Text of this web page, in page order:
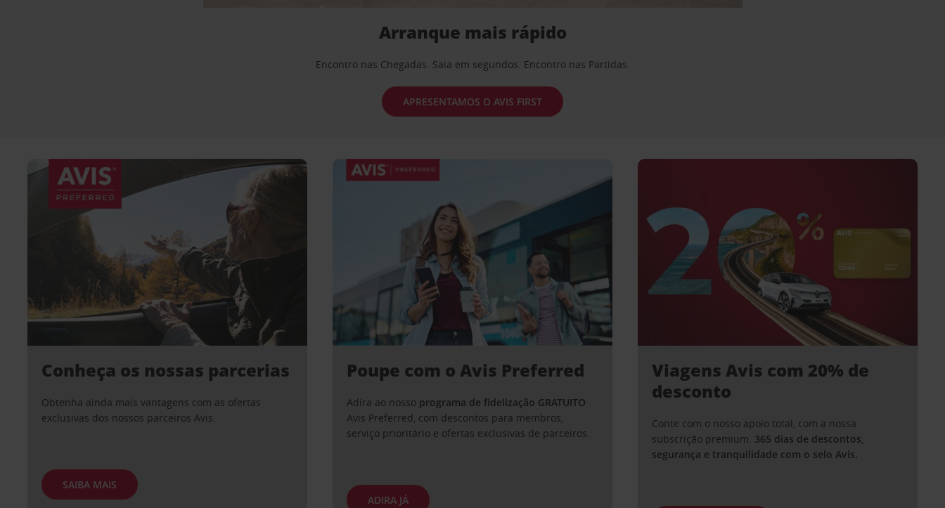
Arranque mais rápido
Encontro nas Chegadas. Saia em segundos. Encontro nas Partidas.
APRESENTAMOS O AVIS FIRST
Conheça os nossas parcerias
Obtenha ainda mais vantagens com as ofertas
exclusivas dos nossos parceiros Avis.
SAIBA MAIS
Poupe com o Avis Preferred
Adira ao nosso programa de fidelização GRATUITO
Avis Preferred, com descontos para membros,
serviço prioritário e ofertas exclusivas de parceiros.
ADIRA JÁ
Viagens Avis com 20% de
desconto
Conte com o nosso apoio total, com a nossa
subscrição premium. 365 dias de descontos,
segurança e tranquilidade com o selo Avis.